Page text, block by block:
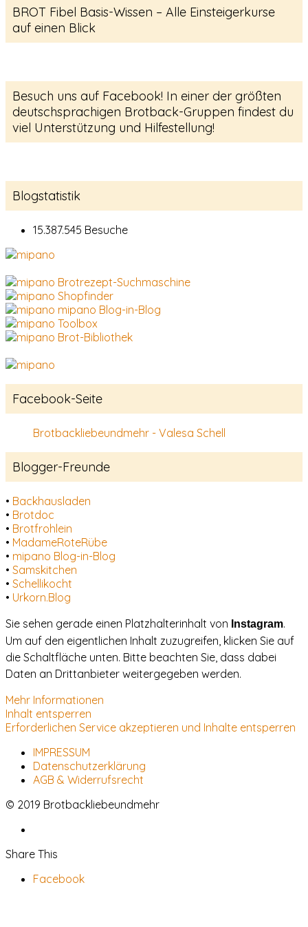
BROT Fibel Basis-Wissen – Alle Einsteigerkurse
auf einen Blick
Besuch uns auf Facebook! In einer der größten
deutschsprachigen Brotback-Gruppen findest du
viel Unterstützung und Hilfestellung!
Blogstatistik
15.387.545 Besuche
Brotrezept-Suchmaschine
Shopfinder
mipano Blog-in-Blog
Toolbox
Brot-Bibliothek
Facebook-Seite
Brotbackliebeundmehr - Valesa Schell
Blogger-Freunde
• Backhausladen
• Brotdoc
• Brotfrohlein
• MadameRoteRübe
• mipano Blog-in-Blog
• Samskitchen
• Schellikocht
• Urkorn.Blog
Sie sehen gerade einen Platzhalterinhalt von Instagram.
Um auf den eigentlichen Inhalt zuzugreifen, klicken Sie auf
die Schaltfläche unten. Bitte beachten Sie, dass dabei
Daten an Drittanbieter weitergegeben werden.
Mehr Informationen
Inhalt entsperren
Erforderlichen Service akzeptieren und Inhalte entsperren
IMPRESSUM
Datenschutzerklärung
AGB & Widerrufsrecht
© 2019 Brotbackliebeundmehr
Share This
Facebook